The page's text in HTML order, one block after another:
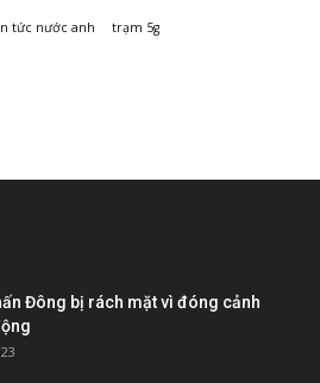
tức nước anh trạm 5g
Đông bị rách mặt vì đóng cảnh